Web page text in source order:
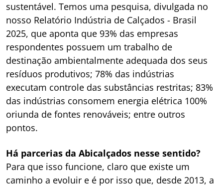
sustentável. Temos uma pesquisa, divulgada no
nosso Relatório Indústria de Calçados - Brasil
2025, que aponta que 93% das empresas
respondentes possuem um trabalho de
destinação ambientalmente adequada dos seus
resíduos produtivos; 78% das indústrias
executam controle das substâncias restritas; 83%
das indústrias consomem energia elétrica 100%
oriunda de fontes renováveis; entre outros
pontos.
Há parcerias da Abicalçados nesse sentido?
Para que isso funcione, claro que existe um
caminho a evoluir e é por isso que, desde 2013, a